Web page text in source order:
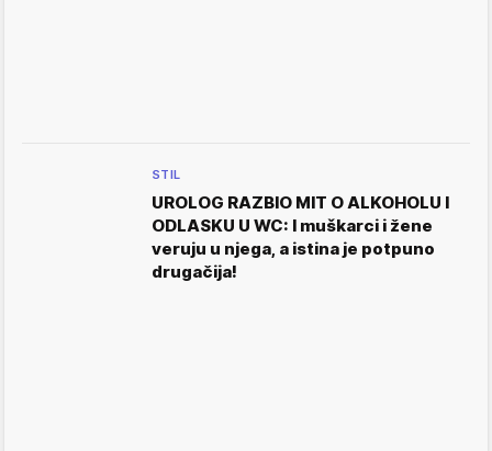
STIL
UROLOG RAZBIO MIT O ALKOHOLU I
ODLASKU U WC: I muškarci i žene
veruju u njega, a istina je potpuno
drugačija!